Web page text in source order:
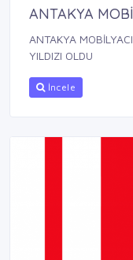
ANTAKYA
ANTAKYA
YILDIZI OLDU
İncele